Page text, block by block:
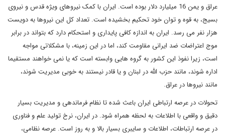
عراق و یمن 16 میلیارد دلار بوده است. ایران با کمک نیروهای ویژه قدس و نیروی
بسیج، به قوه و توان خود تحکیم بخشیده است. تعداد کل این نیروها به دویست
هزار نفر می رسد. ایران به اندازه کافی پایداری و استحکام دارد که بتواند در برابر
موج اعتراضات ضد ایرانی مقاومت کند، اما در این زمینه، با مشکلاتی مواجه
است، زیرا نفوذ این کشور به گروه هایی وابسته است که یا نمی خواهند مستقیما
اداره شوند، مانند حزب الله در لبنان و یا قادر نیستند به خوبی مدیریت شوند،
مانند نیروها در عراق.
تحولات در عرصه ارتباطی ایران باعث شده تا نظام فرماندهی و مدیریت بسیار
دقیق و واقعی با اطلاعات به لحظه همراه شود. در ایران، نرخ تولید علم و فناوری
در عرصه ارتباطات، اطلاعات و سایبری بسیار بالا و به روز است. عرصه نظامی،